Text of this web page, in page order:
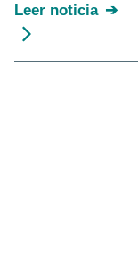
Leer noticia